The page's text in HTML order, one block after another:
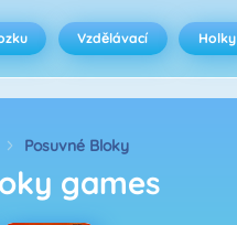
Vzdělávací Holky
Posuvné Bloky
games